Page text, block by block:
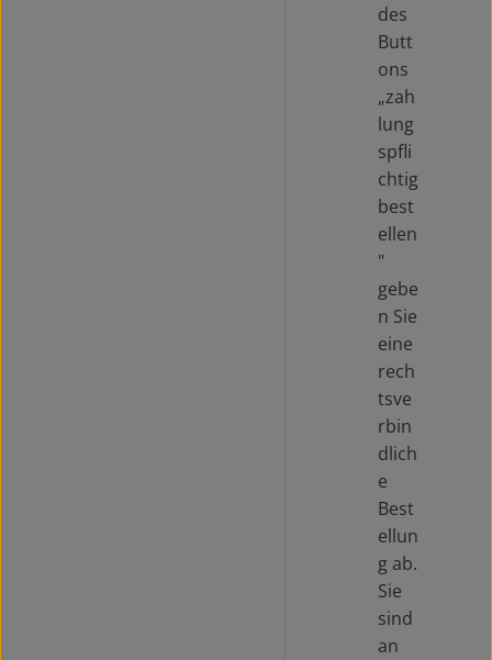
des
Butt
ons
„zah
lung
spfli
chtig
best
ellen
"
gebe
n Sie
eine
rech
tsve
rbin
dlich
e
Best
ellun
g ab.
Sie
sind
an